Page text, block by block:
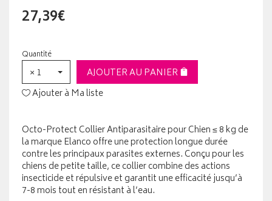
27,39€
Quantité
× 1
AJOUTER AU PANIER
Ajouter à Ma liste
Octo-Protect Collier Antiparasitaire pour Chien ≤ 8 kg de
la marque Elanco offre une protection longue durée
contre les principaux parasites externes. Conçu pour les
chiens de petite taille, ce collier combine des actions
insecticide et répulsive et garantit une efficacité jusqu’à
7-8 mois tout en résistant à l’eau.